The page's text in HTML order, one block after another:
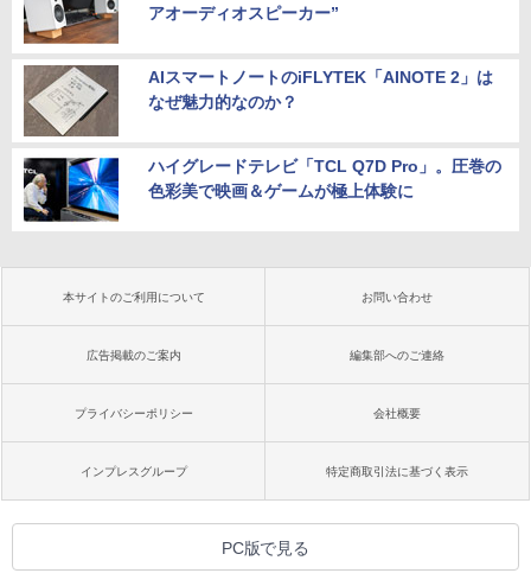
アオーディオスピーカー”
AIスマートノートのiFLYTEK「AINOTE 2」は
なぜ魅力的なのか？
ハイグレードテレビ「TCL Q7D Pro」。圧巻の
色彩美で映画＆ゲームが極上体験に
本サイトのご利用について お問い合わせ
広告掲載のご案内 編集部へのご連絡
プライバシーポリシー 会社概要
インプレスグループ 特定商取引法に基づく表示
PC版で見る